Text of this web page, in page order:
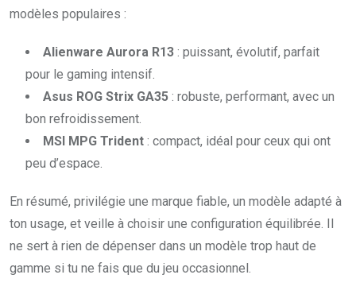
modèles populaires :
Alienware Aurora R13 : puissant, évolutif, parfait
pour le gaming intensif.
Asus ROG Strix GA35 : robuste, performant, avec un
bon refroidissement.
MSI MPG Trident : compact, idéal pour ceux qui ont
peu d’espace.
En résumé, privilégie une marque fiable, un modèle adapté à
ton usage, et veille à choisir une configuration équilibrée. Il
ne sert à rien de dépenser dans un modèle trop haut de
gamme si tu ne fais que du jeu occasionnel.